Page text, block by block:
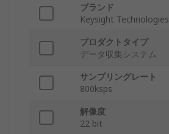
ブランド
Keysight Technologies
プロダクトタイプ
データ収集システム
サンプリングレート
800ksps
解像度
22 bit